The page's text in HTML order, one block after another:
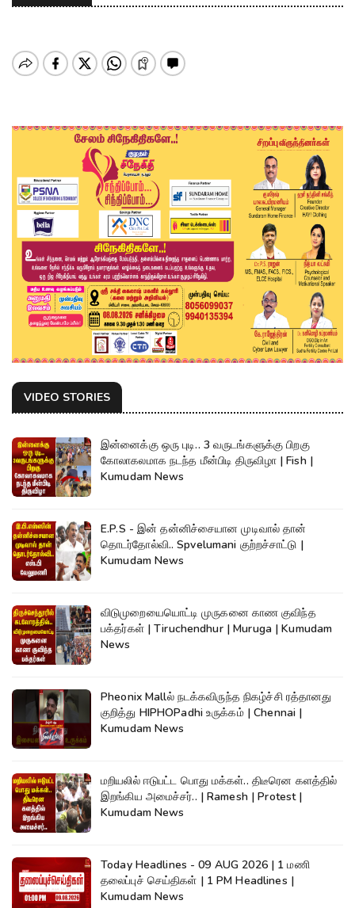
VIDEO STORIES
இன்னைக்கு ஒரு புடி.. 3 வருடங்களுக்கு பிறகு
கோலாகலமாக நடந்த மீன்பிடி திருவிழா | Fish |
Kumudam News
E.P.S - இன் தன்னிச்சையான முடிவால் தான்
தொடர்தோல்வி.. Spvelumani குற்றச்சாட்டு |
Kumudam News
விடுமுறையையொட்டி முருகனை காண குவிந்த
பக்தர்கள் | Tiruchendhur | Muruga | Kumudam
News
Pheonix Mallல் நடக்கவிருந்த நிகழ்ச்சி ரத்தானது
குறித்து HIPHOPadhi உருக்கம் | Chennai |
Kumudam News
மறியலில் ஈடுபட்ட பொது மக்கள்.. திடீரென களத்தில்
இறங்கிய அமைச்சர்.. | Ramesh | Protest |
Kumudam News
Today Headlines - 09 AUG 2026 | 1 மணி
தலைப்புச் செய்திகள் | 1 PM Headlines |
Kumudam News